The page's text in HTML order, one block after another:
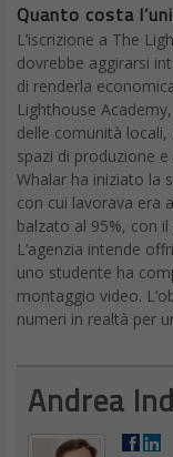
Quanto costa
L’iscrizione a The
dovrebbe aggirarsi
di renderla
Lighthouse
delle comunità locali,
spazi di produzione
Whalar ha iniziato la
con cui lavorava era
balzato al 95%, con
L’agenzia intende
uno studente ha
montaggio video.
numeri in realtà per
Andrea